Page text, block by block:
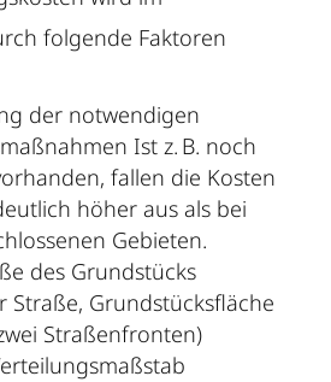
folgende Faktoren
der notwendigen
Ist z. B. noch
fallen die Kosten
höher aus als bei
Gebieten.
des Grundstücks
Straße, Grundstücksfläche
Straßenfronten)